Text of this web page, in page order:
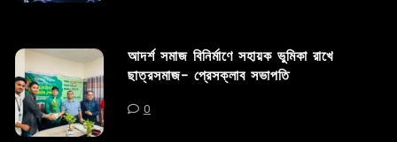
আদর্শ সমাজ বিনির্মাণে সহায়ক ভুমিকা রাখে
ছাত্রসমাজ- প্রেসক্লাব সভাপতি
0